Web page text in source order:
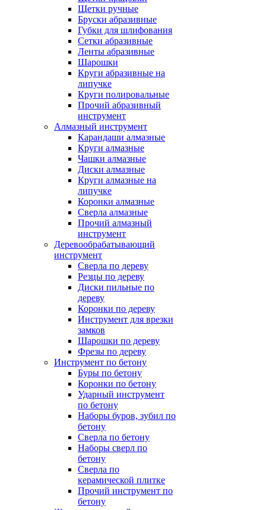
Щетки ручные
Бруски абразивные
Губки для шлифования
Сетки абразивные
Ленты абразивные
Шарошки
Круги абразивные на
липучке
Круги полировальные
Прочий абразивный
инструмент
Алмазный инструмент
Карандаши алмазные
Круги алмазные
Чашки алмазные
Диски алмазные
Круги алмазные на
липучке
Коронки алмазные
Сверла алмазные
Прочий алмазный
инструмент
Деревообрабатывающий
инструмент
Сверла по дереву
Резцы по дереву
Диски пильные по
дереву
Коронки по дереву
Инструмент для врезки
замков
Шарошки по дереву
Фрезы по дереву
Инструмент по бетону
Буры по бетону
Коронки по бетону
Ударный инструмент
по бетону
Наборы буров, зубил по
бетону
Сверла по бетону
Наборы сверл по
бетону
Сверла по
керамической плитке
Прочий инструмент по
бетону